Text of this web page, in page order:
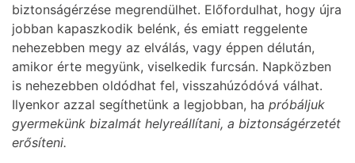
biztonságérzése megrendülhet. Előfordulhat, hogy újra
jobban kapaszkodik belénk, és emiatt reggelente
nehezebben megy az elválás, vagy éppen délután,
amikor érte megyünk, viselkedik furcsán. Napközben
is nehezebben oldódhat fel, visszahúzódóvá válhat.
Ilyenkor azzal segíthetünk a legjobban, ha próbáljuk
gyermekünk bizalmát helyreállítani, a biztonságérzetét
erősíteni.